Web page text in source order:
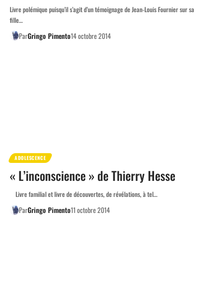
Livre polémique puisqu’il s’agit d’un témoignage de Jean-Louis Fournier sur sa
fille…
ParGringo Pimento14 octobre 2014
ADOLESCENCE
« L’inconscience » de Thierry Hesse
Livre familial et livre de découvertes, de révélations, à tel…
ParGringo Pimento11 octobre 2014